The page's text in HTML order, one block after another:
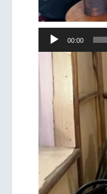
Lecteur
audio
00:00